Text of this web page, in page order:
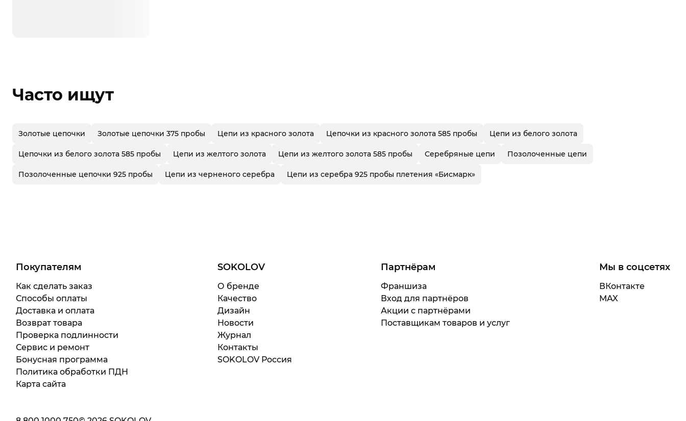
Часто ищут
Золотые цепочки Золотые цепочки 375 пробы Цепи из красного золота Цепочки из красного золота 585 пробы Цепи из белого золота
Цепочки из белого золота 585 пробы Цепи из желтого золота Цепи из желтого золота 585 пробы Серебряные цепи Позолоченные цепи
Позолоченные цепочки 925 пробы Цепи из черненого серебра Цепи из серебра 925 пробы плетения «Бисмарк»
Покупателям
Как сделать заказ
Способы оплаты
Доставка и оплата
Возврат товара
Проверка подлинности
Сервис и ремонт
Бонусная программа
Политика обработки ПДН
Карта сайта
SOKOLOV
О бренде
Качество
Дизайн
Новости
Журнал
Контакты
SOKOLOV Россия
Партнёрам
Франшиза
Вход для партнёров
Акции с партнёрами
Поставщикам товаров и услуг
Мы в соцсетях
ВКонтакте
MAX